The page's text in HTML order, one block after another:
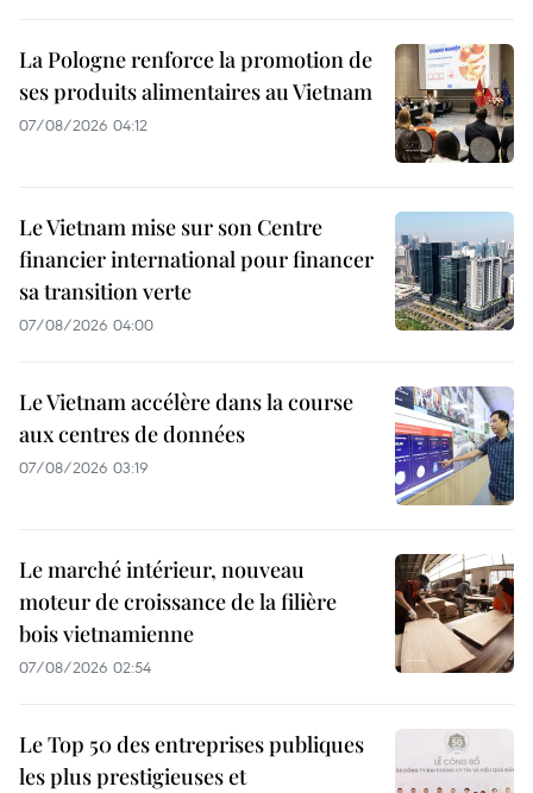
La Pologne renforce la promotion de
ses produits alimentaires au Vietnam
07/08/2026 04:12
Le Vietnam mise sur son Centre
financier international pour financer
sa transition verte
07/08/2026 04:00
Le Vietnam accélère dans la course
aux centres de données
07/08/2026 03:19
Le marché intérieur, nouveau
moteur de croissance de la filière
bois vietnamienne
07/08/2026 02:54
Le Top 50 des entreprises publiques
les plus prestigieuses et